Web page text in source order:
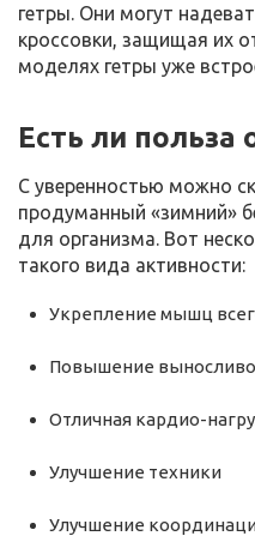
гетры. Они могут
кроссовки, защищая их
моделях гетры уже
Есть ли польза
С уверенностью можно
продуманный «зимний»
для организма. Вот
такого вида активности:
Укрепление мышц
Повышение
Отличная кардио-
Улучшение техники
Улучшение